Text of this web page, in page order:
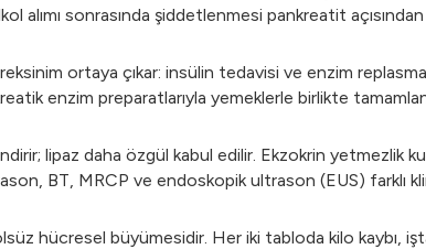
sonrasında şiddetlenmesi pankreatit açısından
ortaya çıkar: insülin tedavisi ve enzim
enzim preparatlarıyla yemeklerle birlikte
lipaz daha özgül kabul edilir. Ekzokrin yetmezlik
BT, MRCP ve endoskopik ultrason (EUS) farklı
hücresel büyümesidir. Her iki tabloda kilo kaybı,